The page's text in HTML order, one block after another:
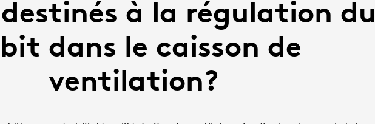
à la régulation du
dans le caisson de
ventilation?